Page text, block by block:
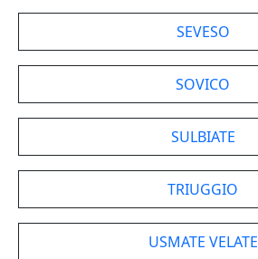
SEVESO
SOVICO
SULBIATE
TRIUGGIO
USMATE VELATE